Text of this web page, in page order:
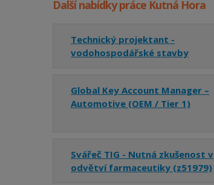
Další nabídky práce Kutná Hora
Technický projektant -
vodohospodářské stavby
Global Key Account Manager –
Automotive (OEM / Tier 1)
Svářeč TIG - Nutná zkušenost v
odvětví farmaceutiky (z51979)